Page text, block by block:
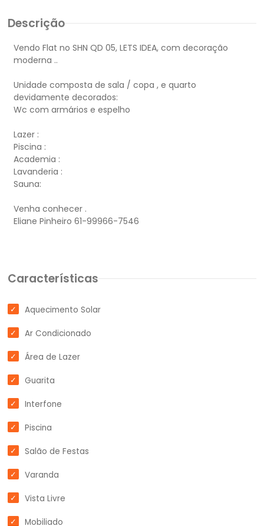
Descrição
Vendo Flat no SHN QD 05, LETS IDEA, com decoração
moderna ..
Unidade composta de sala / copa , e quarto
devidamente decorados:
Wc com armários e espelho
Lazer :
Piscina :
Academia :
Lavanderia :
Sauna:
Venha conhecer .
Eliane Pinheiro 61-99966-7546
Características
Aquecimento Solar
Ar Condicionado
Área de Lazer
Guarita
Interfone
Piscina
Salão de Festas
Varanda
Vista Livre
Mobiliado